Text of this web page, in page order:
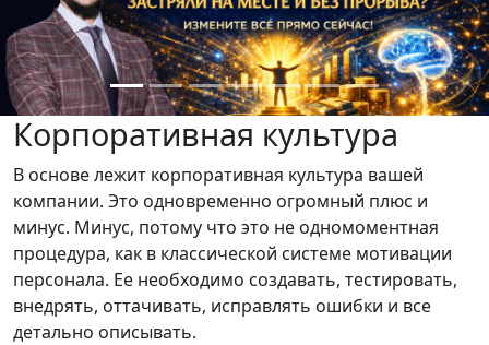
Корпоративная культура
В основе лежит корпоративная культура вашей
компании. Это одновременно огромный плюс и
минус. Минус, потому что это не одномоментная
процедура, как в классической системе мотивации
персонала. Ее необходимо создавать, тестировать,
внедрять, оттачивать, исправлять ошибки и все
детально описывать.